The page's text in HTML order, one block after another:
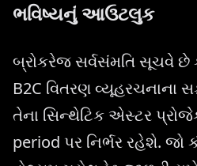
ભવિષ્યનું આઉટલુક
બ્રોકરેજ સર્વસંમતિ સૂચવે છે
B2C વિતરણ
તેના સિન્થેટિક એસ્ટર
period પર નિર્ભર રહેશે. જો